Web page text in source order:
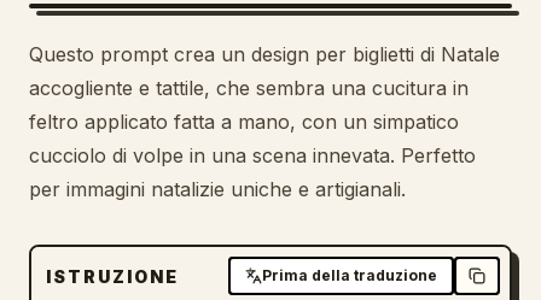
Prompt
Prezzi
Questo prompt crea un design per biglietti di Natale
accogliente e tattile, che sembra una cucitura in
feltro applicato fatta a mano, con un simpatico
cucciolo di volpe in una scena innevata. Perfetto
per immagini natalizie uniche e artigianali.
ISTRUZIONE Prima della traduzione